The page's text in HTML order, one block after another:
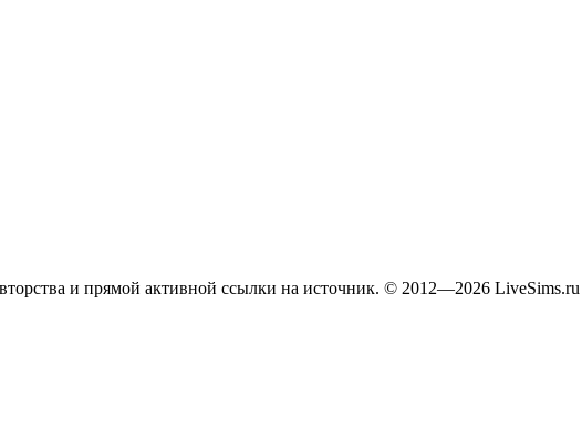
и прямой активной ссылки на источник. © 2012—2026 LiveSims.ru